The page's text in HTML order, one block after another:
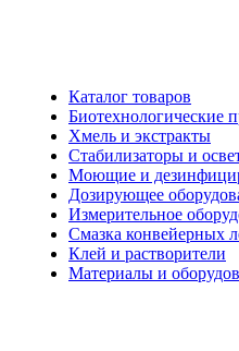
Каталог товаров
Биотехнологические
Хмель и экстракты
Cтабилизаторы и
Моющие и
Дозирующее
Измерительное
Cмазка конвейерных
Клей и растворители
Материалы и